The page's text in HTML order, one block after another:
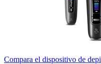
Compara el dispositivo de